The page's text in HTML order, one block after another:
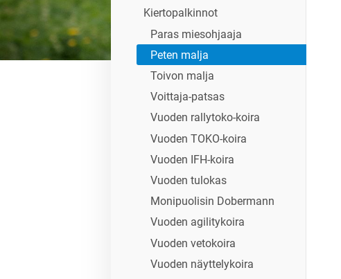
Kiertopalkinnot
Paras miesohjaaja
Peten malja
Toivon malja
Voittaja-patsas
Vuoden rallytoko-koira
Vuoden TOKO-koira
Vuoden IFH-koira
Vuoden tulokas
Monipuolisin Dobermann
Vuoden agilitykoira
Vuoden vetokoira
Vuoden näyttelykoira